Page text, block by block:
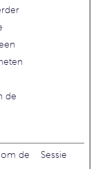
de
de
Sessie